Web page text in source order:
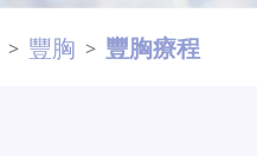
> 豐胸 > 豐胸療程